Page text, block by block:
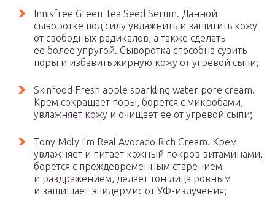
Innisfree Green Tea Seed Serum. Данной
сыворотке под силу увлажнить и защитить кожу
от свободных радикалов, а также сделать
ее более упругой. Сыворотка способна сузить
поры и избавить жирную кожу от угревой сыпи;
Skinfood Fresh apple sparkling water pore cream.
Крем сокращает поры, борется с микробами,
увлажняет кожу и очищает ее от угревой сыпи;
Tony Moly I’m Real Avocado Rich Cream. Крем
увлажняет и питает кожный покров витаминами,
борется с преждевременным старением
и раздражением, делает тон лица ровным
и защищает эпидермис от УФ-излучения;